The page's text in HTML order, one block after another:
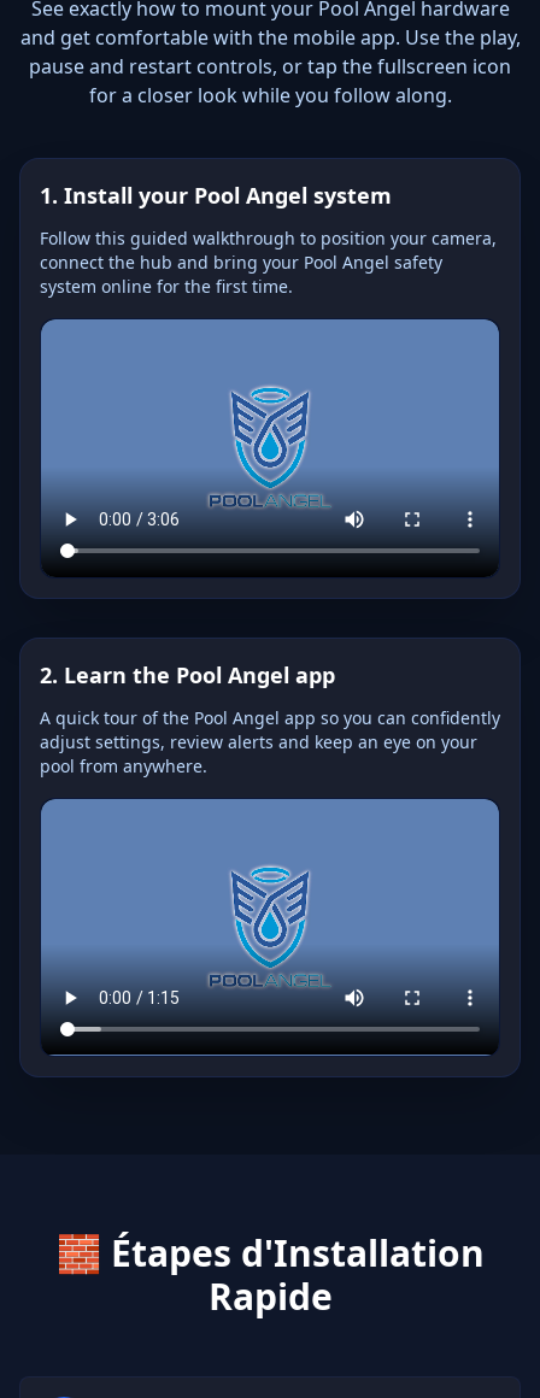
See exactly how to mount your Pool Angel hardware
and get comfortable with the mobile app. Use the play,
pause and restart controls, or tap the fullscreen icon
for a closer look while you follow along.
1. Install your Pool Angel system
Follow this guided walkthrough to position your camera,
connect the hub and bring your Pool Angel safety
system online for the first time.
2. Learn the Pool Angel app
A quick tour of the Pool Angel app so you can confidently
adjust settings, review alerts and keep an eye on your
pool from anywhere.
🧱 Étapes d'Installation
Rapide